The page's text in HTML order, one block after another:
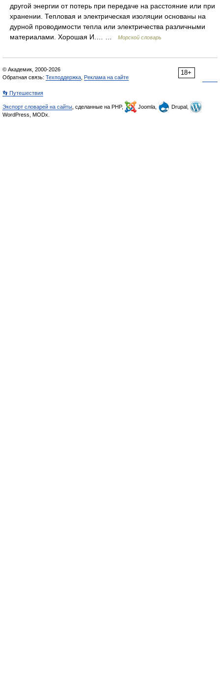
другой энергии от потерь при передаче на расстояние или при
хранении. Тепловая и электрическая изоляции основаны на
дурной проводимости тепла или электричества различными
материалами. Хорошая И.… …
Морской словарь
18+
© Академик, 2000-2026
Обратная связь: Техподдержка Реклама на сайте
👣 Путешествия
Экспорт словарей на сайты , сделанные на PHP, Joomla,
Drupal,
WordPress, MODx.